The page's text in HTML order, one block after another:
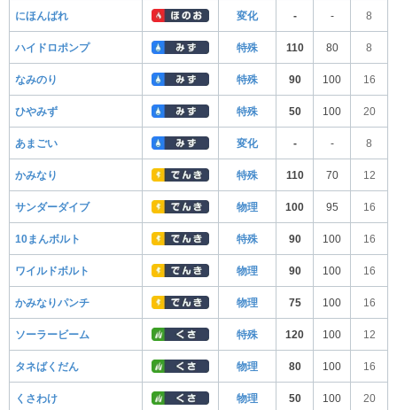
にほんばれ 変化 - - 8
ハイドロポンプ 特殊 110 80 8
なみのり 特殊 90 100 16
ひやみず 特殊 50 100 20
あまごい 変化 - - 8
かみなり 特殊 110 70 12
サンダーダイブ 物理 100 95 16
10まんボルト 特殊 90 100 16
ワイルドボルト 物理 90 100 16
かみなりパンチ 物理 75 100 16
ソーラービーム 特殊 120 100 12
タネばくだん 物理 80 100 16
くさわけ 物理 50 100 20